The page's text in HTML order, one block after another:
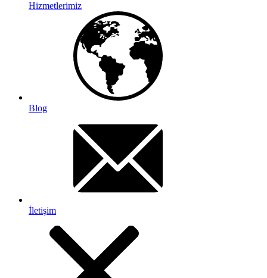
Hizmetlerimiz
Blog
İletişim